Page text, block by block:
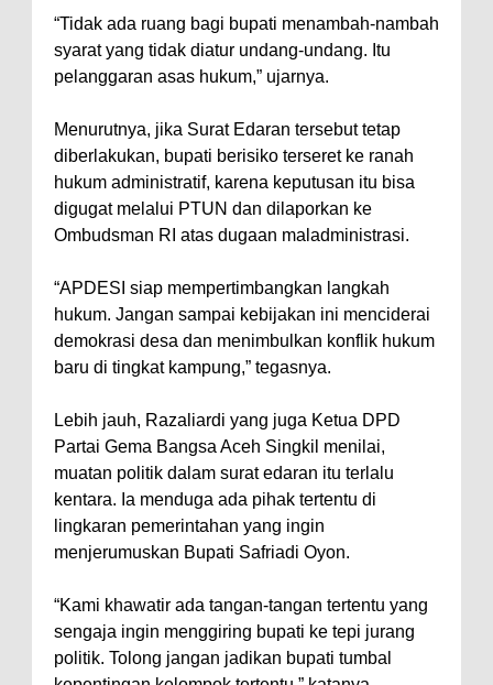
“Tidak ada ruang bagi bupati menambah-nambah
syarat yang tidak diatur undang-undang. Itu
pelanggaran asas hukum,” ujarnya.
Menurutnya, jika Surat Edaran tersebut tetap
diberlakukan, bupati berisiko terseret ke ranah
hukum administratif, karena keputusan itu bisa
digugat melalui PTUN dan dilaporkan ke
Ombudsman RI atas dugaan maladministrasi.
“APDESI siap mempertimbangkan langkah
hukum. Jangan sampai kebijakan ini menciderai
demokrasi desa dan menimbulkan konflik hukum
baru di tingkat kampung,” tegasnya.
Lebih jauh, Razaliardi yang juga Ketua DPD
Partai Gema Bangsa Aceh Singkil menilai,
muatan politik dalam surat edaran itu terlalu
kentara. Ia menduga ada pihak tertentu di
lingkaran pemerintahan yang ingin
menjerumuskan Bupati Safriadi Oyon.
“Kami khawatir ada tangan-tangan tertentu yang
sengaja ingin menggiring bupati ke tepi jurang
politik. Tolong jangan jadikan bupati tumbal